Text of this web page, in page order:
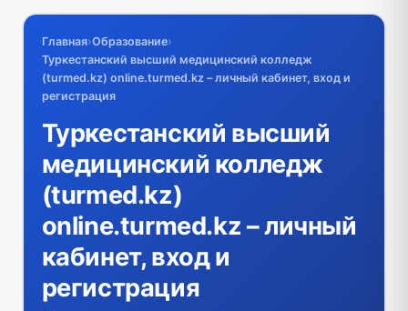
Главная›Образование›
Туркестанский высший медицинский колледж
(turmed.kz) online.turmed.kz – личный кабинет, вход и
регистрация
Туркестанский высший
медицинский колледж
(turmed.kz)
online.turmed.kz – личный
кабинет, вход и
регистрация